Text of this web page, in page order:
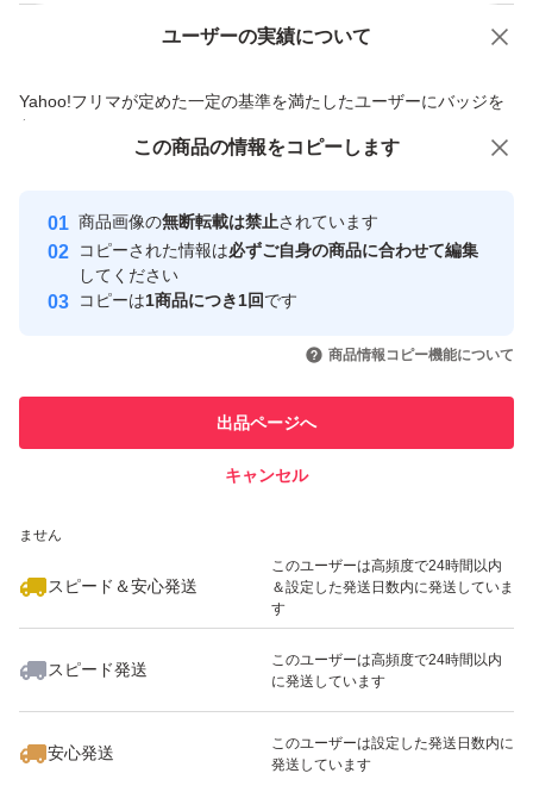
ユーザーの実績について
Yahoo!フリマが定めた一定の基準を満たしたユーザーにバッジを
付与しています
安心取引出品者
心・安全なユーザーです
取引実績
引を完了させた実績があります
での取引実績があります
ません
スピード＆安心発送
このユーザーは高頻度で24時間以内
＆設定した発送日数内に発送していま
す
スピード発送
このユーザーは高頻度で24時間以内
に発送しています
安心発送
このユーザーは設定した発送日数内に
発送しています
価格の相談 商品への質問
この商品の情報をコピーします
商品画像の無断転載は禁止されています
コピーされた情報は必ずご自身の商品に合わせて編集
してください
コピーは1商品につき1回です
商品情報コピー機能について
出品ページへ
キャンセル
この商品をみている人にオススメ
いいね！
5,400